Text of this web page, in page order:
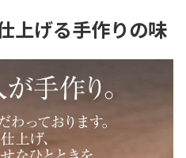
上げる手作りの味